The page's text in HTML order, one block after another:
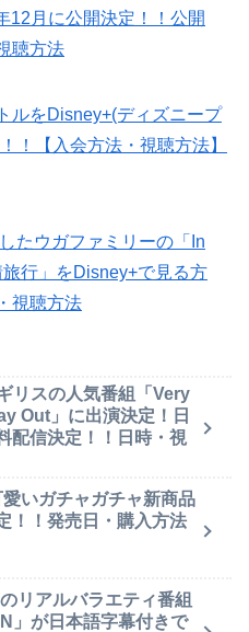
12月に公開決定！！公開
聴方法
ルをDisney+(ディズニープ
！【入会方法・視聴方法】
たウガファミリーの「In
行」をDisney+で見る方
視聴方法
リスの人気番組「Very
Out」に出演決定！日
配信決定！！日時・視
いガチャガチャ新商品
！！発売日・購入方法
リアルバラエティ番組
」が日本語字幕付きで